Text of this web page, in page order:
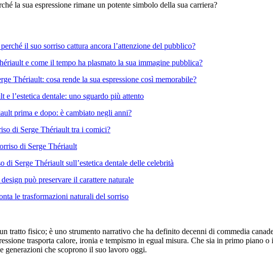
la sua espressione rimane un potente simbolo della sua carriera?
il suo sorriso cattura ancora l’attenzione del pubblico?
e come il tempo ha plasmato la sua immagine pubblica?
Thériault: cosa rende la sua espressione così memorabile?
e l’estetica dentale: uno sguardo più attento
prima e dopo: è cambiato negli anni?
di Serge Thériault tra i comici?
di Serge Thériault
di Serge Thériault sull’estetica dentale delle celebrità
può preservare il carattere naturale
le trasformazioni naturali del sorriso
tratto fisico; è uno strumento narrativo che ha definito decenni di commedia
trasporta calore, ironia e tempismo in egual misura. Che sia in primo piano
generazioni che scoprono il suo lavoro oggi.